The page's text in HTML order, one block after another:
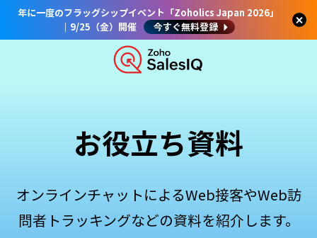
年に一度のフラッグシップイベント「Zoholics Japan 2026」
｜9/25（金）開催
今すぐ無料登録
お役立ち資料
オンラインチャットによるWeb接客やWeb訪
問者トラッキングなどの資料を紹介します。